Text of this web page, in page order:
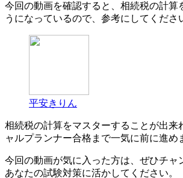
今回の動画を確認すると、相続税の計算
うになっているので、参考にしてくださ
平安きりん
相続税の計算をマスターすることが出来
ャルプランナー合格まで一気に前に進め
今回の動画が気に入った方は、ぜひチャ
あなたの試験対策に活かしてください。